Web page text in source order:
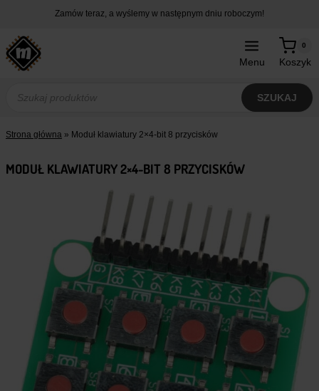
treści
Zamów teraz, a wyślemy w następnym dniu roboczym!
Menu Koszyk
0
produktów
SZUKAJ
Strona główna » Moduł klawiatury 2×4-bit 8 przycisków
MODUŁ KLAWIATURY 2×4-BIT 8 PRZYCISKÓW